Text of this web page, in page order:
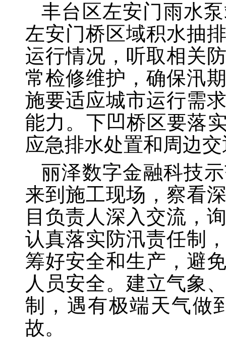
丰台区左安门雨水
左安门桥区域积水抽
运行情况，听取相关
常检修维护，确保汛
施要适应城市运行需
能力。下凹桥区要落
应急排水处置和周边
丽泽数字金融科技
来到施工现场，察看
目负责人深入交流，
认真落实防汛责任制
筹好安全和生产，避
人员安全。建立气象
制，遇有极端天气做
故。